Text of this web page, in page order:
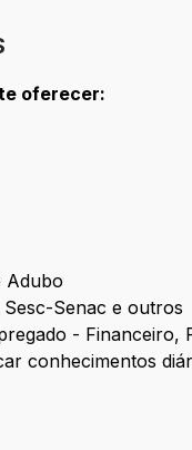
oferecer:
Adubo
Senac e outros
- Financeiro,
conhecimentos